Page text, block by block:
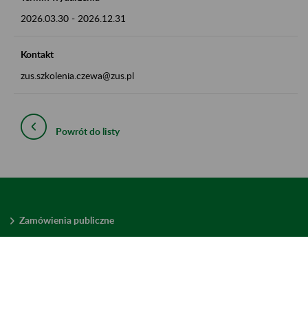
2026.03.30 - 2026.12.31
Kontakt
zus.szkolenia.czewa@zus.pl
Powrót do listy
Zamówienia publiczne